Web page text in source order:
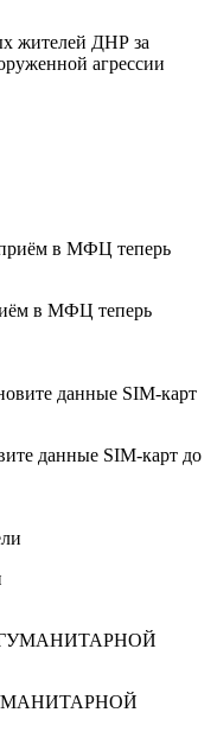
жителей ДНР за
агрессии
в МФЦ теперь
данные SIM-карт до